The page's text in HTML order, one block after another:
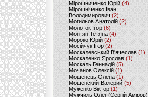
Мірошниченко Юрій(4)
Мірошніченко Іван
Володимирович (2)
Могильов Анатолій (2)
Молоток Ігор (6)
Монтян Тетяна (4)
Мороко Юрій(2)
Мосійчук Ігор (2)
Москалевський В'ячеслав (1)
Москаленко Ярослав (1)
Москаль Геннадій (5)
Мочанов Олексій(1)
Мошенець Олена(1)
Мошенский Валерий (5)
Муженко Віктор (1)
Мужчиль Олег (Сергій Аміров)